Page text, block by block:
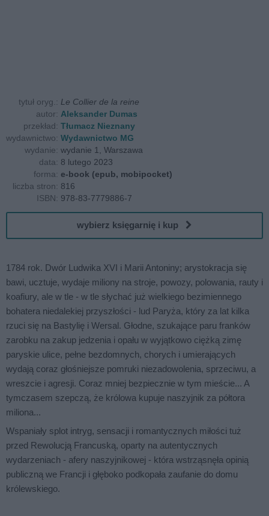
tytuł oryg.: Le Collier de la reine
autor: Aleksander Dumas
przekład: Tłumacz Nieznany
wydawnictwo: Wydawnictwo MG
wydanie: wydanie 1, Warszawa
data: 8 lutego 2023
forma: e-book (epub, mobipocket)
liczba stron: 816
ISBN: 978-83-7779886-7
wybierz księgarnię i kup
1784 rok. Dwór Ludwika XVI i Marii Antoniny; arystokracja się
bawi, ucztuje, wydaje miliony na stroje, powozy, polowania, rauty i
koafiury, ale w tle - w tle słychać już wielkiego bezimiennego
bohatera niedalekiej przyszłości - lud Paryża, który za lat kilka
rzuci się na Bastylię i Wersal. Głodne, szukające paru franków
zarobku na zakup jedzenia i opału w wyjątkowo ciężką zimę
paryskie ulice, pełne bezdomnych, chorych i umierających
wydają coraz głośniejsze pomruki niezadowolenia, sprzeciwu, a
wreszcie i agresji. Coraz mniej bezpiecznie w tym mieście... A
tymczasem szepczą, że królowa kupuje naszyjnik za półtora
miliona...
Wspaniały splot intryg, sensacji i romantycznych miłości tuż
przed Rewolucją Francuską, oparty na autentycznych
wydarzeniach - afery naszyjnikowej - która wstrząsnęła opinią
publiczną we Francji i głęboko podkopała zaufanie do domu
królewskiego.